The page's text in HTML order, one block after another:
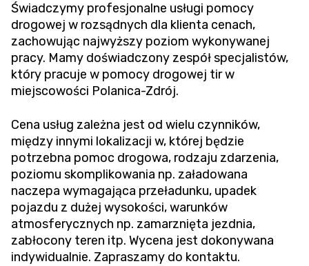
Świadczymy profesjonalne usługi pomocy
drogowej w rozsądnych dla klienta cenach,
zachowując najwyższy poziom wykonywanej
pracy. Mamy doświadczony zespół specjalistów,
który pracuje w pomocy drogowej tir w
miejscowości Polanica-Zdrój.
Cena usług zależna jest od wielu czynników,
między innymi lokalizacji w, której będzie
potrzebna pomoc drogowa, rodzaju zdarzenia,
poziomu skomplikowania np. załadowana
naczepa wymagająca przeładunku, upadek
pojazdu z dużej wysokości, warunków
atmosferycznych np. zamarznięta jezdnia,
zabłocony teren itp. Wycena jest dokonywana
indywidualnie. Zapraszamy do kontaktu.